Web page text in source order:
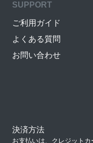
SUPPORT
ご利用ガイド
よくある質問
お問い合わせ
決済方法
お支払いは、クレジット